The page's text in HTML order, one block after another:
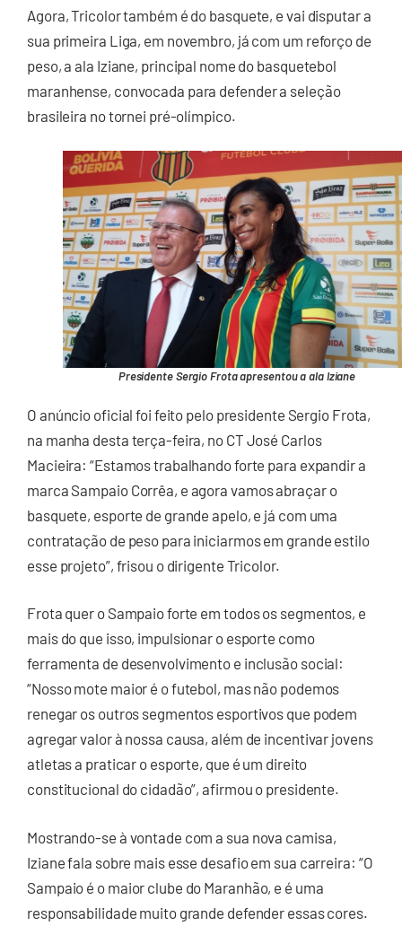
Agora, Tricolor também é do basquete, e vai disputar a
sua primeira Liga, em novembro, já com um reforço de
peso, a ala Iziane, principal nome do basquetebol
maranhense, convocada para defender a seleção
brasileira no tornei pré-olímpico.
Presidente Sergio Frota apresentou a ala Iziane
O anúncio oficial foi feito pelo presidente Sergio Frota,
na manha desta terça-feira, no CT José Carlos
Macieira: “Estamos trabalhando forte para expandir a
marca Sampaio Corrêa, e agora vamos abraçar o
basquete, esporte de grande apelo, e já com uma
contratação de peso para iniciarmos em grande estilo
esse projeto”, frisou o dirigente Tricolor.
Frota quer o Sampaio forte em todos os segmentos, e
mais do que isso, impulsionar o esporte como
ferramenta de desenvolvimento e inclusão social:
“Nosso mote maior é o futebol, mas não podemos
renegar os outros segmentos esportivos que podem
agregar valor à nossa causa, além de incentivar jovens
atletas a praticar o esporte, que é um direito
constitucional do cidadão”, afirmou o presidente.
Mostrando-se à vontade com a sua nova camisa,
Iziane fala sobre mais esse desafio em sua carreira: “O
Sampaio é o maior clube do Maranhão, e é uma
responsabilidade muito grande defender essas cores.